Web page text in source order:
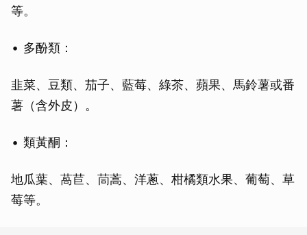
等。
多酚類：
韭菜、豆類、茄子、藍莓、綠茶、蘋果、馬鈴薯或番
薯（含外皮）。
類黃酮：
地瓜葉、萵苣、茼蒿、洋蔥、柑橘類水果、葡萄、草
莓等。